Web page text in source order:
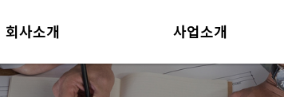
회사소개
CEO인사말
사업소개
사업부문